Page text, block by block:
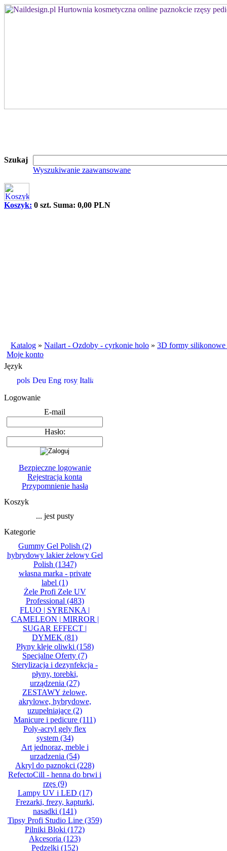
Szukaj
Wyszukiwanie zaawansowane
Koszyk: 0 szt. Suma: 0,00 PLN
Katalog » Nailart - Ozdoby - cyrkonie holo » 3D formy silikonowe
Moje konto
Język
Logowanie
E-mail
Hasło:
Bezpieczne logowanie
Rejestracja konta
Przypomnienie hasła
Koszyk
... jest pusty
Kategorie
Gummy Gel Polish (2)
hybrydowy lakier żelowy Gel
Polish (1347)
własna marka - private
label (1)
Żele Profi Zele UV
Professional (483)
FLUO | SYRENKA |
CAMELEON | MIRROR |
SUGAR EFFECT |
DYMEK (81)
Płyny kleje oliwki (158)
Specjalne Oferty (7)
Sterylizacja i dezynfekcja -
płyny, torebki,
urządzenia (27)
ZESTAWY żelowe,
akrylowe, hybrydowe,
uzupełniające (2)
Manicure i pedicure (111)
Poly-acryl gely flex
system(34)
Art jednoraz, meble i
urzadzenia (54)
Akryl do paznokci (228)
RefectoCill - henna do brwi i
rzęs(9)
Lampy UV i LED (17)
Frezarki, frezy, kapturki,
nasadki (141)
Tipsy Profi Studio Line (359)
Pilniki Bloki (172)
Akcesoria (123)
Pędzelki (152)